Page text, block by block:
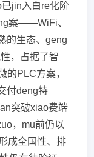
jin入白re化阶
案——WiFi、
的生态、geng
，占据了智
的PLC方案，
付deng特
突破xiao费端
，mu前仍以
成全国性、排